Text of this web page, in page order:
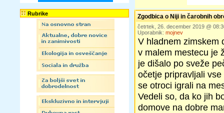
Rubrike Zgodbica o Niji in čarobnih
četrtek, 26. december 2019 @
Uporabnik: mojnev
V hladnem zimskem
v malem mestecu je
je dišalo po sveže
očetje pripravljali
se otroci igrali na
Vedeli so, da ko jih
domove na dobre